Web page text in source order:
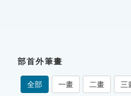
成語故事
索引選單
部首外筆畫
全部 一畫 二畫 三